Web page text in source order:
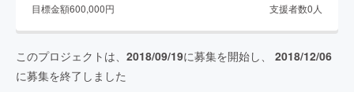
目標金額600,000円 支援者数0 人
このプロジェクトは、 2018/09/19に募集を開始し、 2018/12/06
に募集を終了しました